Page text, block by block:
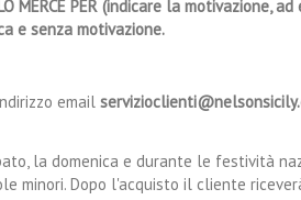
PER (indicare la motivazione, ad
e senza motivazione.
email
la domenica e durante le festività
minori. Dopo l'acquisto il cliente